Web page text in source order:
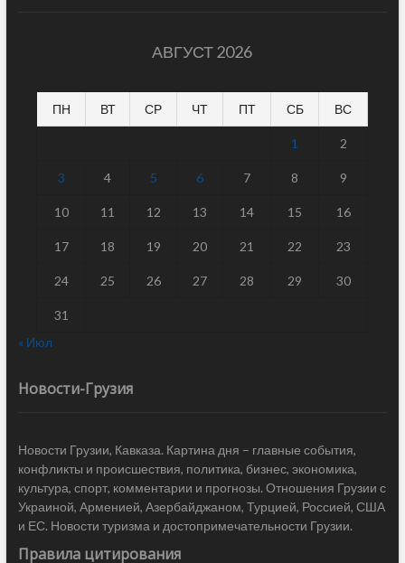
АВГУСТ 2026
ПН ВТ СР ЧТ ПТ СБ ВС
1 2
3 4 5 6 7 8 9
10 11 12 13 14 15 16
17 18 19 20 21 22 23
24 25 26 27 28 29 30
31
« Июл
Новости-Грузия
Новости Грузии, Кавказа. Картина дня – главные события,
конфликты и происшествия, политика, бизнес, экономика,
культура, спорт, комментарии и прогнозы. Отношения Грузии с
Украиной, Арменией, Азербайджаном, Турцией, Россией, США
и ЕС. Новости туризма и достопримечательности Грузии.
Правила цитирования